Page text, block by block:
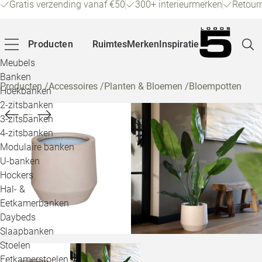
Gratis verzending vanaf €50 300+ interieurmerken
Producten
Meubels
Banken
Hoekbanken
2-zitsbanken
3-zitsbanken
4-zitsbanken
Modulaire banken
U-banken
Hockers
Hal- &
Eetkamerbanken
Daybeds
Slaapbanken
Stoelen
Eetkamerstoelen
RuimtesMerkenInspiratie
Producten/Accessoires /Planten & Bloemen /Bloempotten